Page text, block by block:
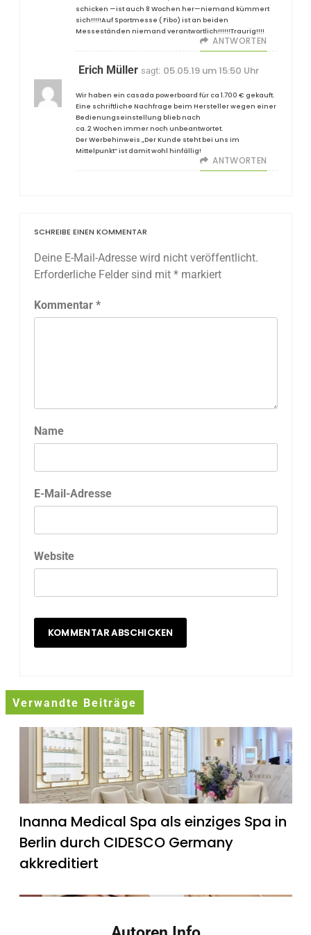
schicken —ist auch 8 Wochen her—niemand kümmert
sich!!!!!Auf Sportmesse ( Fibo) ist an beiden
Messeständen niemand verantwortlich!!!!!!Traurig!!!!
ANTWORTEN
Erich Müller sagt: 05.05.19 um 15:50 Uhr
Wir haben ein casada powerboard für ca 1.700 € gekauft.
Eine schriftliche Nachfrage beim Hersteller wegen einer
Bedienungseinstellung blieb nach
ca. 2 Wochen immer noch unbeantwortet.
Der Werbehinweis „Der Kunde steht bei uns im
Mittelpunkt“ ist damit wohl hinfällig!
ANTWORTEN
SCHREIBE EINEN KOMMENTAR
Deine E-Mail-Adresse wird nicht veröffentlicht.
Erforderliche Felder sind mit *markiert
Kommentar *
Name
E-Mail-Adresse
Website
Verwandte Beiträge
Inanna Medical Spa als einziges Spa in
Berlin durch CIDESCO Germany
akkreditiert